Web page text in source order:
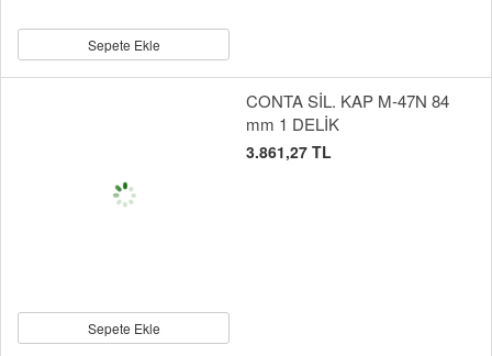
Sepete Ekle
Sepete Ekle
CONTA SİL. KAP M-47N 84
mm 1 DELİK
3.861,27 TL